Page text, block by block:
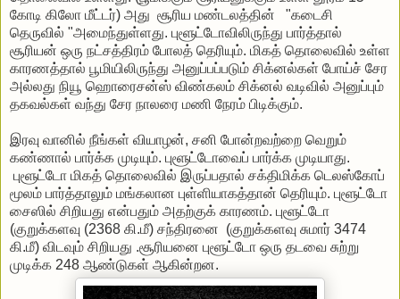
கோடி கிலோ மீட்டர்) அது சூரிய மண்டலத்தின் "கடைசி
தெருவில் "அமைந்துள்ளது. புளூட்டோவிலிருந்து பார்த்தால்
சூரியன் ஒரு நட்சத்திரம் போலத் தெரியும். மிகத் தொலைவில் உள்ள
காரணத்தால் பூமியிலிருந்து அனுப்பப்படும் சிக்னல்கள் போய்ச் சேர
அல்லது நியூ ஹொரைசன்ஸ் விண்கலம் சிக்னல் வடிவில் அனுப்பும்
தகவல்கள் வந்து சேர நாலரை மணி நேரம் பிடிக்கும்.
இரவு வானில் நீங்கள் வியாழன், சனி போன்றவற்றை வெறும்
கண்ணால் பார்க்க முடியும். புளூட்டோவைப் பார்க்க முடியாது.
புளூட்டோ மிகத் தொலைவில் இருப்பதால் சக்திமிக்க டெலஸ்கோப்
மூலம் பார்த்தாலும் மங்கலான புள்ளியாகத்தான் தெரியும். புளூட்டோ
சைஸில் சிறியது என்பதும் அதற்குக் காரணம். புளூட்டோ
(குறுக்களவு (2368 கி.மீ) சந்திரனை (குறுக்களவு சுமார் 3474
கி.மீ) விடவும் சிறியது .சூரியனை புளூட்டோ ஒரு தடவை சுற்று
முடிக்க 248 ஆண்டுகள் ஆகின்றன.